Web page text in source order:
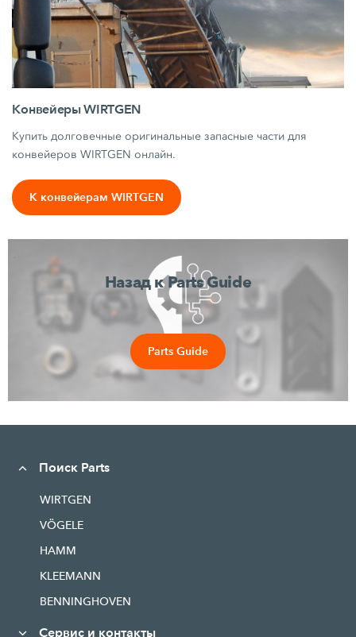
Конвейеры WIRTGEN
Купить долговечные оригинальные запасные части для
конвейеров WIRTGEN онлайн.
К конвейерам WIRTGEN
Назад к Parts Guide
Parts Guide
Поиск Parts
WIRTGEN
VÖGELE
HAMM
KLEEMANN
BENNINGHOVEN
Сервис и контакты